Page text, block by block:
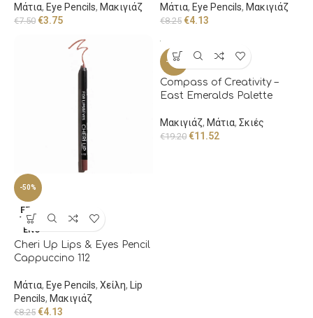
Μάτια, Eye Pencils, Μακιγιάζ
€7.50 €3.75
Μάτια, Eye Pencils, Μακιγιάζ
€8.25 €4.13
-50%
ΕΞΑΝ
ΤΛΗΜ
ΈΝΟ
Cheri Up Lips & Eyes Pencil
Cappuccino 112
Μάτια, Eye Pencils, Χείλη,
Lip
Pencils, Μακιγιάζ
€8.25 €4.13
-40%
Compass of Creativity –
East Emeralds Palette
Μακιγιάζ, Μάτια, Σκιές
€19.20 €11.52